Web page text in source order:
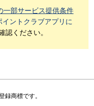
一部サービス提供条件
イントクラブアプリに
認ください。
録商標です。